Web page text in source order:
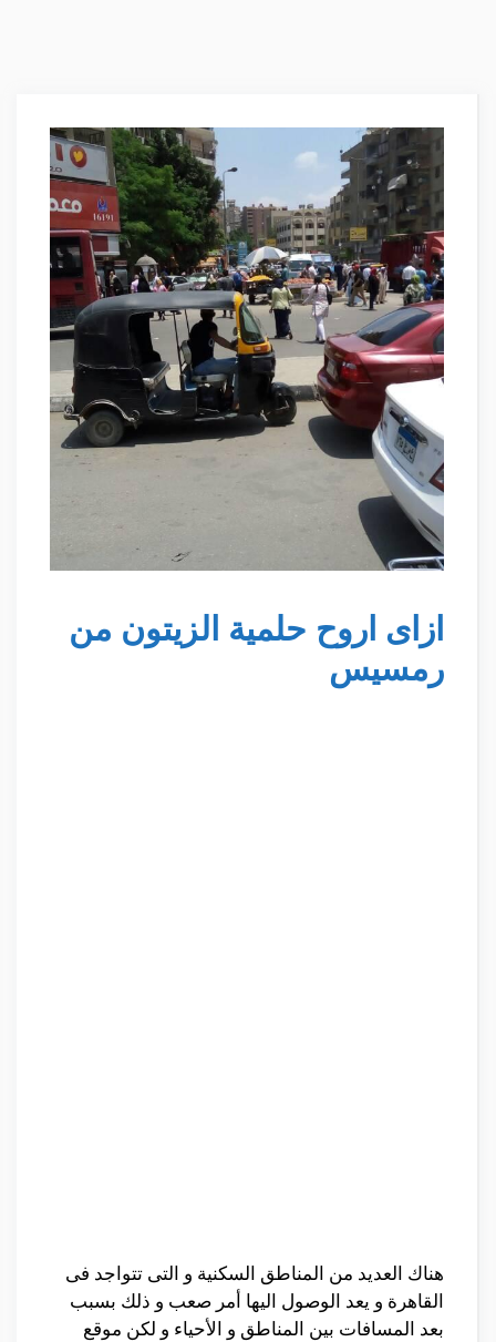
ازاى اروح حلمية الزيتون من
رمسيس
هناك العديد من المناطق السكنية و التى تتواجد فى
القاهرة و يعد الوصول اليها أمر صعب و ذلك بسبب
بعد المسافات بين المناطق و الأحياء و لكن موقع